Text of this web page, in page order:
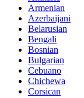
Armenian
Azerbaijani
Belarusian
Bengali
Bosnian
Bulgarian
Cebuano
Chichewa
Corsican